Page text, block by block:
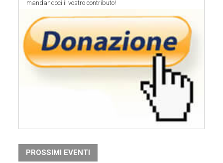
mandandoci il vostro contributo!
PROSSIMI EVENTI